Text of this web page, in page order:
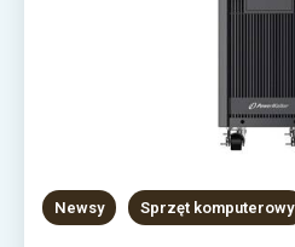
Newsy Sprzęt komputerowy